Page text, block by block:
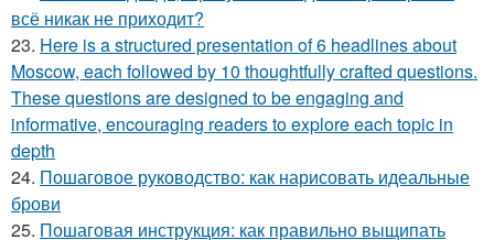
всё никак не приходит?
23. Here is a structured presentation of 6 headlines about
Moscow, each followed by 10 thoughtfully crafted questions.
These questions are designed to be engaging and
informative, encouraging readers to explore each topic in
depth
24. Пошаговое руководство: как нарисовать идеальные
брови
25. Пошаговая инструкция: как правильно выщипать